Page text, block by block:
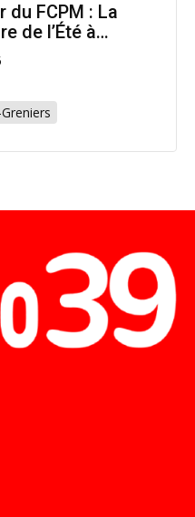
du FCPM : La
de l’Été à